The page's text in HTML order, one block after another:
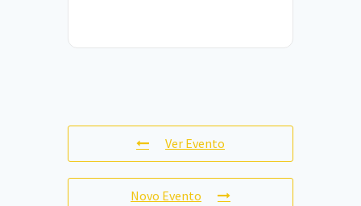
Ver Evento
Novo Evento